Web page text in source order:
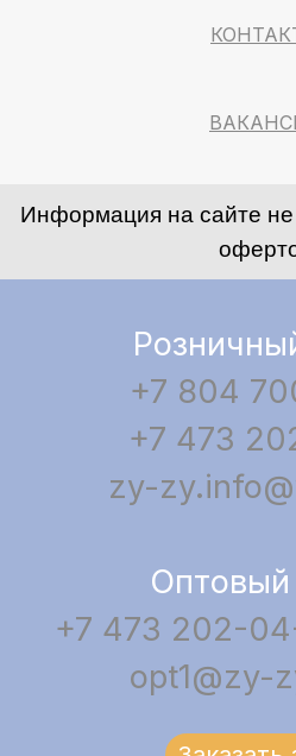
Информация на сайте не
+7 804
+7 473
zy-
Оптовый
+7 473 202-
opt1@zy-